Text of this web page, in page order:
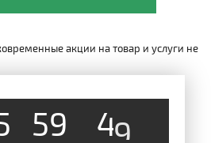
акции на товар и услуги не
59 48